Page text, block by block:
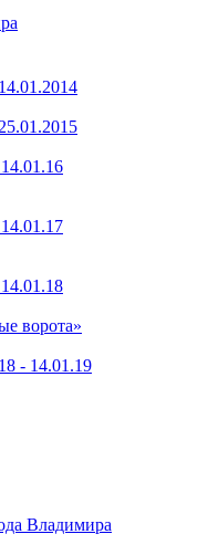
ворота»
- 14.01.19
Владимира